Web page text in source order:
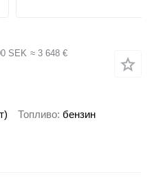
SEK ≈ 3 648 €
Топливо бензин